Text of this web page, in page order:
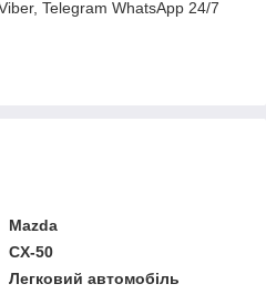
Telegram WhatsApp 24/7
Mazda
CX-50
Легковий автомобіль